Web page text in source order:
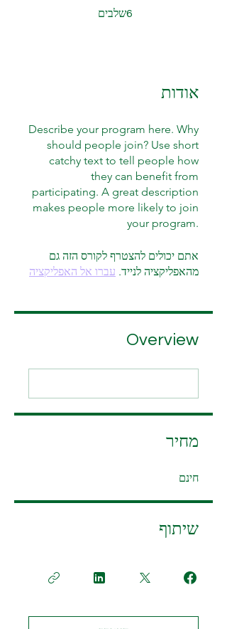
6שלבים
אודות
Describe your program here. Why
should people join? Use short
catchy text to tell people how
they can benefit from
participating. A great description
makes people more likely to join
your program.
אתם יכולים להצטרף לקורס הזה גם
מהאפליקציה לנייד. עברו אל האפליקציה
Overview
מחיר
חינם
שיתוף